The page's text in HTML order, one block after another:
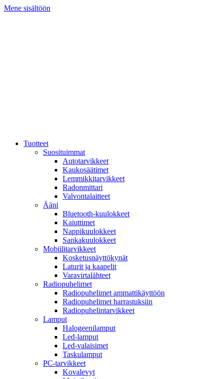
Mene sisältöön
Tuotteet
Suosituimmat
Autotarvikkeet
Kaukosäätimet
Lemmikkitarvikkeet
Radonmittari
Valvontalaitteet
Ääni
Bluetooth-kuulokkeet
Kaiuttimet
Nappikuulokkeet
Sankakuulokkeet
Mobiilitarvikkeet
Kosketusnäyttökynät
Laturit ja kaapelit
Varavirtalähteet
Radiopuhelimet
Radiopuhelimet ammattikäyttöön
Radiopuhelimet harrastuksiin
Radiopuhelintarvikkeet
Lamput
Halogeenilamput
Led-lamput
Led-valaisimet
Taskulamput
PC-tarvikkeet
Kovalevyt